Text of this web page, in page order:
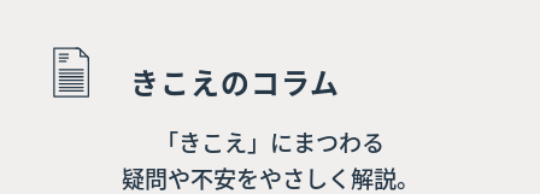
きこえのコラム
「きこえ」にまつわる
疑問や不安をやさしく解説。